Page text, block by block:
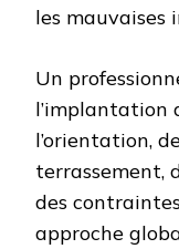
les mauvaises
Un
l’implantation
l’orientation,
terrassement,
des
approche